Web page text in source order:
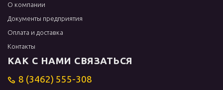
О компании
Документы предприятия
Оплата и доставка
Контакты
КАК С НАМИ СВЯЗАТЬСЯ
8 (3462) 555-308